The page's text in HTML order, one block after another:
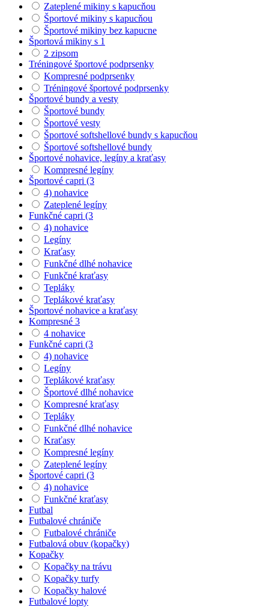
Zateplené mikiny s kapucňou
Športové mikiny s kapucňou
Športové mikiny bez kapucne
Športová mikiny s 1
2 zipsom
Tréningové športové podprsenky
Kompresné podprsenky
Tréningové športové podprsenky
Športové bundy a vesty
Športové bundy
Športové vesty
Športové softshellové bundy s kapucňou
Športové softshellové bundy
Športové nohavice, legíny a kraťasy
Kompresné legíny
Športové capri (3
4) nohavice
Zateplené legíny
Funkčné capri (3
4) nohavice
Legíny
Kraťasy
Funkčné dlhé nohavice
Funkčné kraťasy
Tepláky
Teplákové kraťasy
Športové nohavice a kraťasy
Kompresné 3
4 nohavice
Funkčné capri (3
4) nohavice
Legíny
Teplákové kraťasy
Športové dlhé nohavice
Kompresné kraťasy
Tepláky
Funkčné dlhé nohavice
Kraťasy
Kompresné legíny
Zateplené legíny
Športové capri (3
4) nohavice
Funkčné kraťasy
Futbal
Futbalové chrániče
Futbalové chrániče
Futbalová obuv (kopačky)
Kopačky
Kopačky na trávu
Kopačky turfy
Kopačky halové
Futbalové lopty